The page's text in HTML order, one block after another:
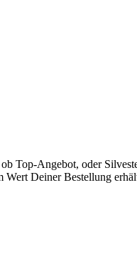
Top-Angebot, oder
Deiner Bestellung